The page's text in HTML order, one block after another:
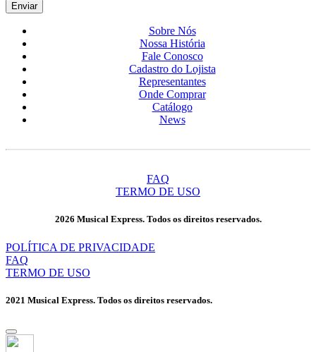
Enviar
Sobre Nós
Nossa História
Fale Conosco
Cadastro do Lojista
Representantes
Onde Comprar
Catálogo
News
FAQ
TERMO DE USO
2026 Musical Express. Todos os direitos reservados.
POLÍTICA DE PRIVACIDADE
FAQ
TERMO DE USO
2021 Musical Express. Todos os direitos reservados.